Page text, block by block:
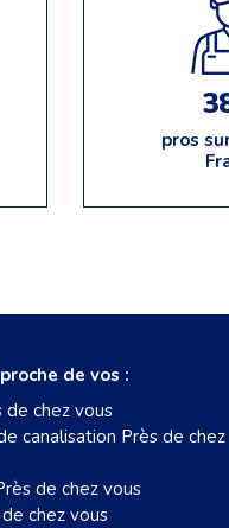
pros
de vos :
de chez vous
canalisation Près de chez
de chez vous
chez vous